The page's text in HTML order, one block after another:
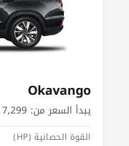
Okavango
يبدأ السعر من:
القوة الحصانية (HP)